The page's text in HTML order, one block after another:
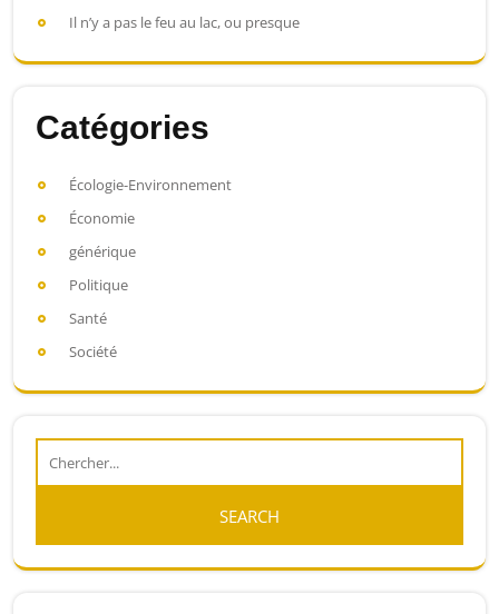
Il n’y a pas le feu au lac, ou presque
Catégories
Écologie-Environnement
Économie
générique
Politique
Santé
Société